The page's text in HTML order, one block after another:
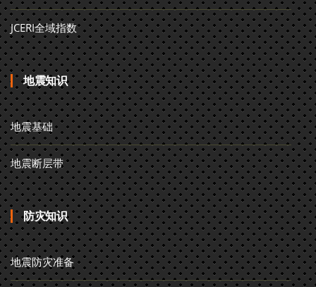
JCERI全域指数
地震知识
地震基础
地震断层带
防灾知识
地震防灾准备